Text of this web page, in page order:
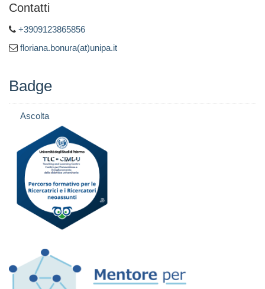
Contatti
+3909123865856
floriana.bonura(at)unipa.it
Badge
Ascolta